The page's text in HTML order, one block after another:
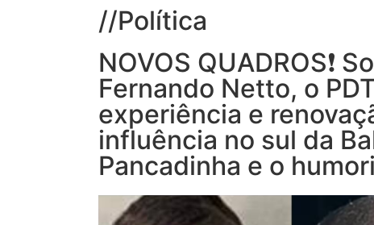
//Política
NOVOS QUADROS❗
Fernando Netto, o
experiência e
influência no sul da
Pancadinha e o